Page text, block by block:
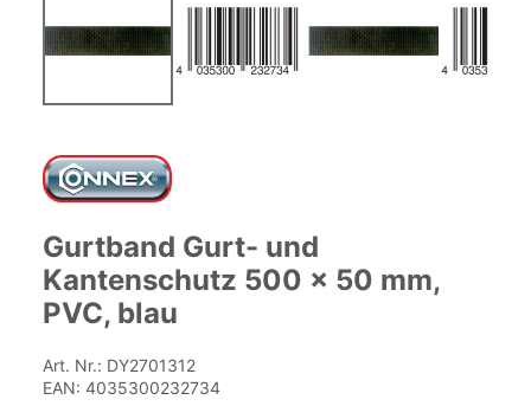
der
Bildgalerie
springen
Gurtband Gurt- und
Kantenschutz 500 x 50 mm,
PVC, blau
Art. Nr.: DY2701312
EAN: 4035300232734